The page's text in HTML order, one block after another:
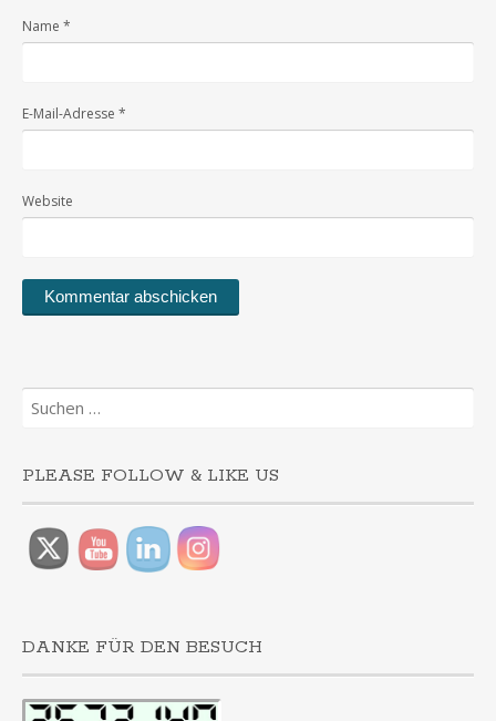
Name *
E-Mail-Adresse *
Website
Suchen
nach:
PLEASE FOLLOW & LIKE US
DANKE FÜR DEN BESUCH